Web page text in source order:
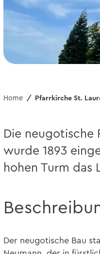
Home Pfarrkirche St.
Die neugotische
wurde 1893
hohen Turm das
Der neugotische Bau